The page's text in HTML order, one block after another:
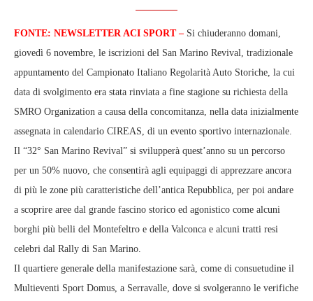
FONTE: NEWSLETTER ACI SPORT – Si chiuderanno domani,
giovedì 6 novembre, le iscrizioni del San Marino Revival, tradizionale
appuntamento del Campionato Italiano Regolarità Auto Storiche, la cui
data di svolgimento era stata rinviata a fine stagione su richiesta della
SMRO Organization a causa della concomitanza, nella data inizialmente
assegnata in calendario CIREAS, di un evento sportivo internazionale.
Il “32° San Marino Revival” si svilupperà quest’anno su un percorso
per un 50% nuovo, che consentirà agli equipaggi di apprezzare ancora
di più le zone più caratteristiche dell’antica Repubblica, per poi andare
a scoprire aree dal grande fascino storico ed agonistico come alcuni
borghi più belli del Montefeltro e della Valconca e alcuni tratti resi
celebri dal Rally di San Marino.
Il quartiere generale della manifestazione sarà, come di consuetudine il
Multieventi Sport Domus, a Serravalle, dove si svolgeranno le verifiche